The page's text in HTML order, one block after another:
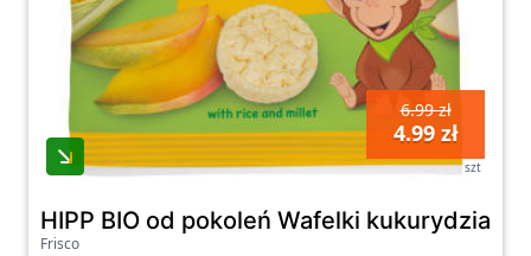
6.99 zł
4.99 zł
szt
HIPP BIO od pokoleń Wafelki
Frisco